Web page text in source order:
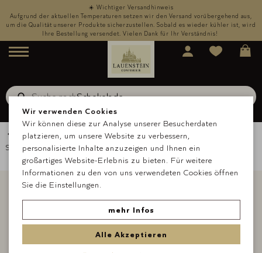
☀️ Wichtiger Versandhinweis
Aufgrund der aktuellen Temperaturen setzen wir den Versand vorübergehend aus,
um die Qualität unserer Produkte sicherzustellen. Sobald es wieder kühler ist, wird
Ihre Bestellung versendet. Vielen Dank für Ihr Verständnis!
Menü
Suche nachSchokolade
Startseite Über uns Blog Rosmarin
Zurück zur Übersicht
Wir verwenden Cookies
Wir können diese zur Analyse unserer Besucherdaten
platzieren, um unsere Website zu verbessern,
personalisierte Inhalte anzuzeigen und Ihnen ein
großartiges Website-Erlebnis zu bieten. Für weitere
Informationen zu den von uns verwendeten Cookies öffnen
Sie die Einstellungen.
mehr Infos
Alle Akzeptieren